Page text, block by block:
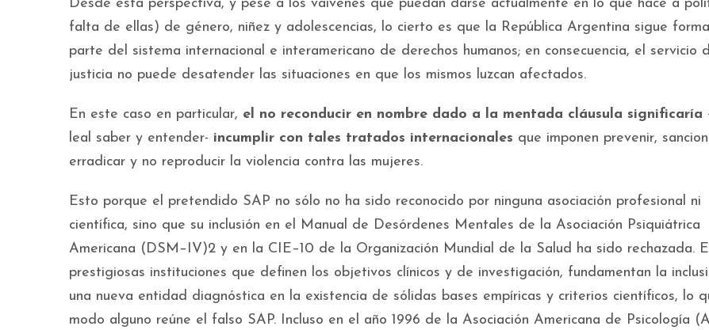
Desde esta perspectiva, y pese a los vaivenes que puedan darse actualmente en lo que hace a
falta de ellas) de género, niñez y adolescencias, lo cierto es que la República Argentina sigue
parte del sistema internacional e interamericano de derechos humanos; en consecuencia, el servicio
justicia no puede desatender las situaciones en que los mismos luzcan afectados.
En este caso en particular, el no reconducir en nombre dado a la mentada cláusula significaría
leal saber y entender- incumplir con tales tratados internacionales que imponen prevenir,
erradicar y no reproducir la violencia contra las mujeres.
Esto porque el pretendido SAP no sólo no ha sido reconocido por ninguna asociación profesional ni
científica, sino que su inclusión en el Manual de Desórdenes Mentales de la Asociación Psiquiátrica
Americana (DSM–IV)2 y en la CIE–10 de la Organización Mundial de la Salud ha sido rechazada.
prestigiosas instituciones que definen los objetivos clínicos y de investigación, fundamentan la
una nueva entidad diagnóstica en la existencia de sólidas bases empíricas y criterios científicos, lo
modo alguno reúne el falso SAP. Incluso en el año 1996 de la Asociación Americana de Psicología